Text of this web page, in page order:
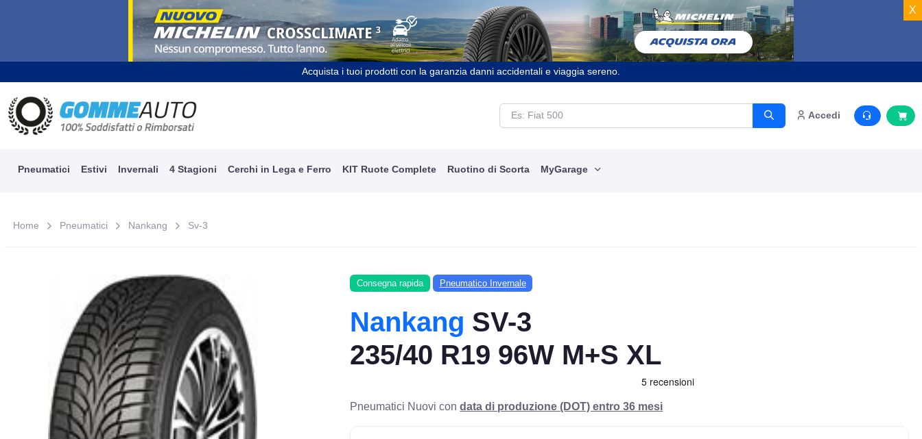
X
Acquista i tuoi prodotti con la garanzia danni accidentali e viaggia sereno.
Accedi
Pneumatici Estivi Invernali 4 Stagioni Cerchi in Lega e Ferro KIT Ruote Complete Ruotino di Scorta MyGarage
Home Pneumatici Nankang Sv-3
Consegna rapida Pneumatico Invernale
Nankang SV-3
235/40 R19 96W M+S XL
Pneumatici Nuovi condata di produzione (DOT) entro 36 mesi